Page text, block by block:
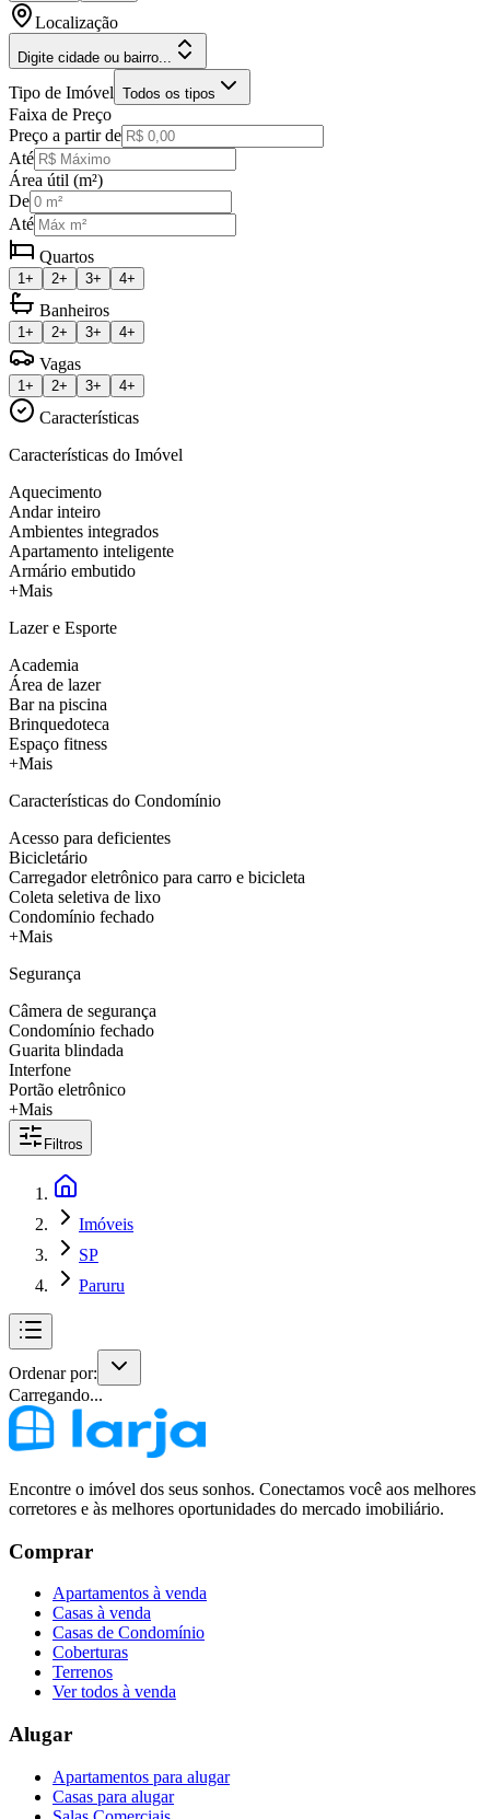
Localização
Digite cidade ou bairro...
Tipo de Imóvel Todos os tipos
Faixa de Preço
Preço a partir de
Até
Área útil (m²)
De
Até
Quartos
1+ 2+ 3+ 4+
Banheiros
1+ 2+ 3+ 4+
Vagas
1+ 2+ 3+ 4+
Características
Características do Imóvel
Aquecimento
Andar inteiro
Ambientes integrados
Apartamento inteligente
Armário embutido
+Mais
Lazer e Esporte
Academia
Área de lazer
Bar na piscina
Brinquedoteca
Espaço fitness
+Mais
Características do Condomínio
Acesso para deficientes
Bicicletário
Carregador eletrônico para carro e bicicleta
Coleta seletiva de lixo
Condomínio fechado
+Mais
Segurança
Câmera de segurança
Condomínio fechado
Guarita blindada
Interfone
Portão eletrônico
+Mais
Filtros
Imóveis
SP
Paruru
Ordenar por:
Carregando...
Encontre o imóvel dos seus sonhos. Conectamos você aos melhores
corretores e às melhores oportunidades do mercado imobiliário.
Comprar
Apartamentos à venda
Casas à venda
Casas de Condomínio
Coberturas
Terrenos
Ver todos à venda
Alugar
Apartamentos para alugar
Casas para alugar